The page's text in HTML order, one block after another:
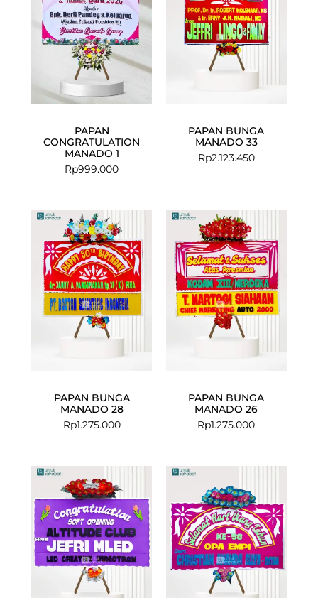
PAPAN
CONGRATULATION
MANADO 1
Rp999.000
PAPAN BUNGA
MANADO 33
Rp2.123.450
PAPAN BUNGA
MANADO 28
Rp1.275.000
PAPAN BUNGA
MANADO 26
Rp1.275.000